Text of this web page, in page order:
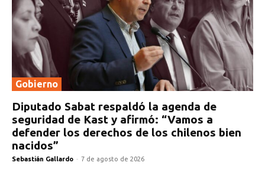
Gobierno
Diputado Sabat respaldó la agenda de
seguridad de Kast y afirmó: “Vamos a
defender los derechos de los chilenos bien
nacidos”
Sebastián Gallardo - 7 de agosto de 2026